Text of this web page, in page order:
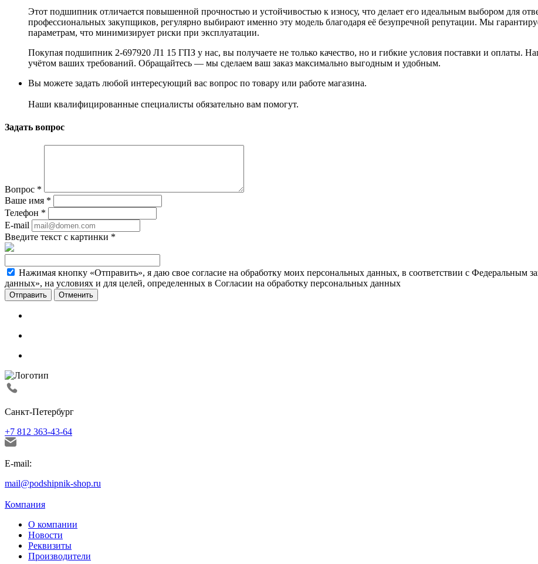
Этот подшипник отличается повышенной прочностью и устойчивостью к износу, что делает его идеальным выбором для
профессиональных закупщиков, регулярно выбирают именно эту модель благодаря её безупречной репутации. Мы
параметрам, что минимизирует риски при эксплуатации.
Покупая подшипник 2-697920 Л1 15 ГПЗ у нас, вы получаете не только качество, но и гибкие условия поставки и оплаты.
учётом ваших требований. Обращайтесь — мы сделаем ваш заказ максимально выгодным и удобным.
Вы можете задать любой интересующий вас вопрос по товару или работе магазина.
Наши квалифицированные специалисты обязательно вам помогут.
Задать вопрос
Вопрос *
Ваше имя *
Телефон *
E-mail
Введите текст с картинки *
Нажимая кнопку «Отправить», я даю свое согласие на обработку моих персональных данных, в соответствии с Федеральным
данных», на условиях и для целей, определенных в Согласии на обработку персональных данных
Отменить
Санкт-Петербург
+7 812 363-43-64
E-mail:
mail@podshipnik-shop.ru
Компания
О компании
Новости
Реквизиты
Производители